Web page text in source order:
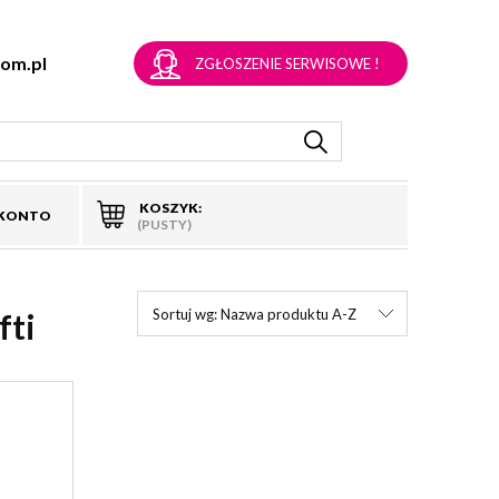
KOSZYK:
(PUSTY)
ZGŁOSZENIE SERWISOWE !
Sortuj wg:Nazwa produktu A-Z